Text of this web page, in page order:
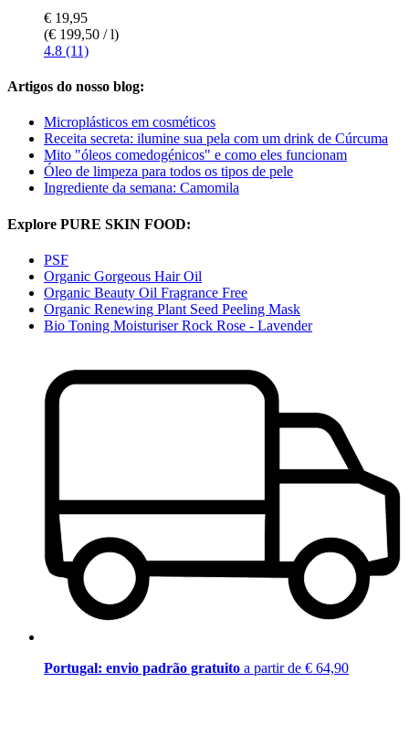
€ 19,95
(€ 199,50 / l)
4.8 (11)
Artigos do nosso blog:
Microplásticos em cosméticos
Receita secreta: ilumine sua pela com um drink de Cúrcuma
Mito "óleos comedogénicos" e como eles funcionam
Óleo de limpeza para todos os tipos de pele
Ingrediente da semana: Camomila
Explore PURE SKIN FOOD:
PSF
Organic Gorgeous Hair Oil
Organic Beauty Oil Fragrance Free
Organic Renewing Plant Seed Peeling Mask
Bio Toning Moisturiser Rock Rose - Lavender
Portugal: envio padrão gratuito a partir de € 64,90